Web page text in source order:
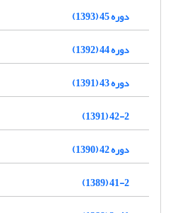
دوره 45 (1393)
دوره 44 (1392)
دوره 43 (1391)
42-2 (1391)
دوره 42 (1390)
41-2 (1389)